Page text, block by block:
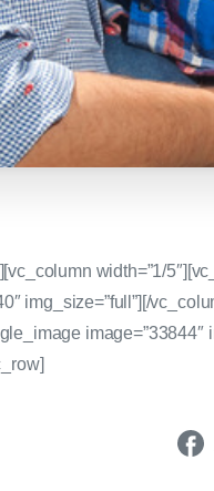
width=”1/
img_size=”full”][/